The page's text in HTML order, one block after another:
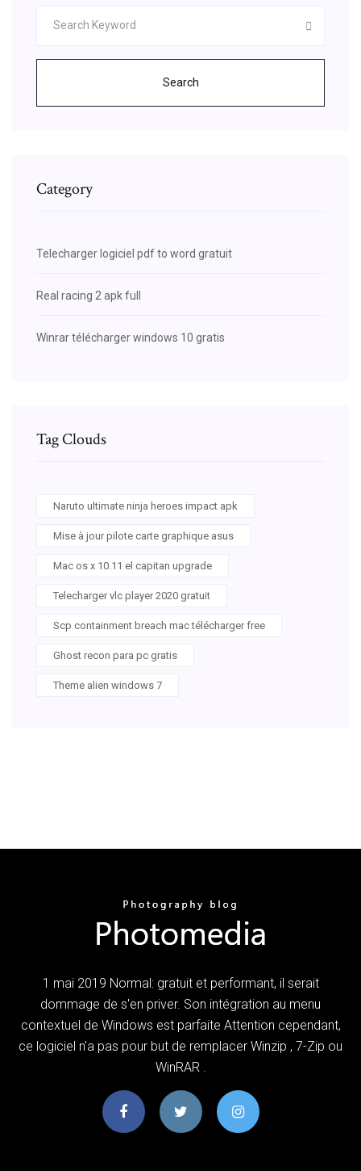
Search
Category
Telecharger logiciel pdf to word gratuit
Real racing 2 apk full
Winrar télécharger windows 10 gratis
Tag Clouds
Naruto ultimate ninja heroes impact apk
Mise à jour pilote carte graphique asus
Mac os x 10.11 el capitan upgrade
Telecharger vlc player 2020 gratuit
Scp containment breach mac télécharger free
Ghost recon para pc gratis
Theme alien windows 7
1 mai 2019 Normal: gratuit et performant, il serait
dommage de s'en priver. Son intégration au menu
contextuel de Windows est parfaite Attention cependant,
ce logiciel n'a pas pour but de remplacer Winzip , 7-Zip ou
WinRAR .